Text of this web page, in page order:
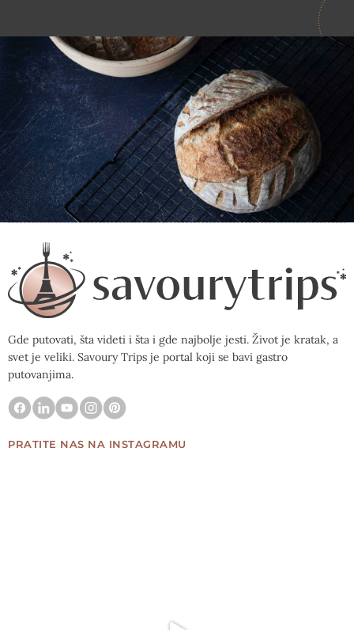
Gde putovati, šta videti i šta i gde najbolje jesti. Život je kratak, a
svet je veliki. Savoury Trips je portal koji se bavi gastro
putovanjima.
PRATITE NAS NA INSTAGRAMU